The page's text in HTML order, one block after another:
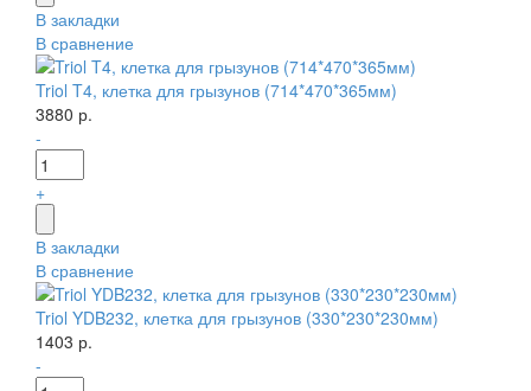
В закладки
В сравнение
Triol T4, клетка для грызунов (714*470*365мм)
3880 р.
-
+
В закладки
В сравнение
Triol YDB232, клетка для грызунов (330*230*230мм)
1403 р.
-